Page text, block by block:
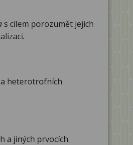
s cílem porozumět jejich
heterotrofních
a jiných prvocích.